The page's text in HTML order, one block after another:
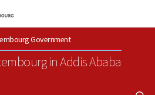
navigation
to content
Government
in Addis Ababa